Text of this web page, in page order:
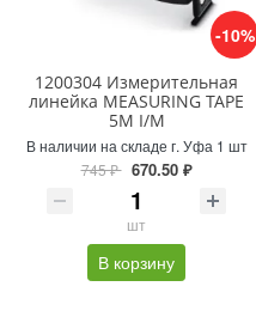
-10%
1200304 Измерительная
линейка MEASURING TAPE
5M I/M
В наличии на складе г. Уфа 1 шт
745 ₽ 670.50 ₽
шт
В корзину